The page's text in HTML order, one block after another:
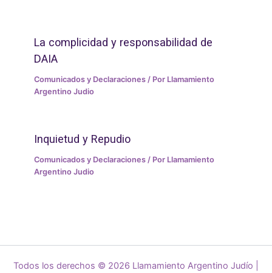
La complicidad y responsabilidad de
DAIA
Comunicados y Declaraciones / Por Llamamiento
Argentino Judio
Inquietud y Repudio
Comunicados y Declaraciones / Por Llamamiento
Argentino Judio
Todos los derechos © 2026 Llamamiento Argentino Judío |